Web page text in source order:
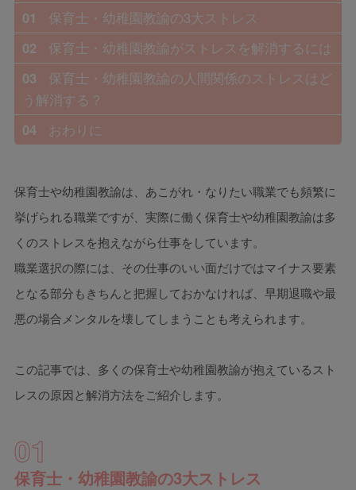
01
保育士・幼稚園教諭の3大ストレス
02
保育士・幼稚園教諭がストレスを解消するには
03
保育士・幼稚園教諭の人間関係のストレスはど
う解消する？
04
おわりに
保育士や幼稚園教諭は、あこがれ・なりたい職業でも頻繁に
挙げられる職業ですが、実際に働く保育士や幼稚園教諭は多
くのストレスを抱えながら仕事をしています。
職業選択の際には、その仕事のいい面だけではマイナス要素
となる部分もきちんと把握しておかなければ、早期退職や最
悪の場合メンタルを壊してしまうことも考えられます。
この記事では、多くの保育士や幼稚園教諭が抱えているスト
レスの原因と解消方法をご紹介します。
01
保育士・幼稚園教諭の3大ストレス